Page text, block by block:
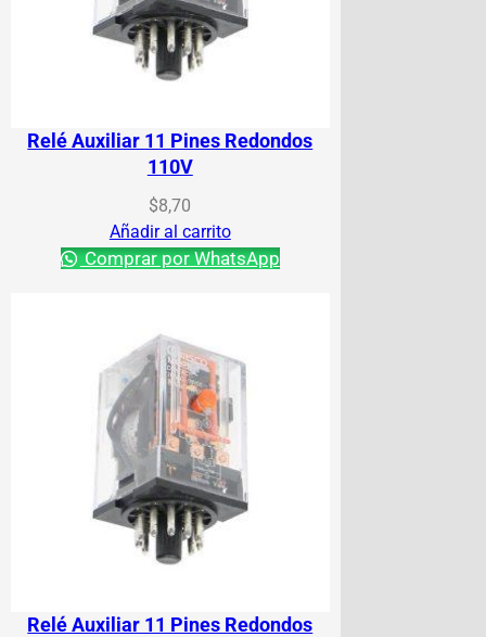
Relé Auxiliar 11 Pines Redondos
110V
$8,70
Añadir al carrito
Comprar por WhatsApp
Relé Auxiliar 11 Pines Redondos